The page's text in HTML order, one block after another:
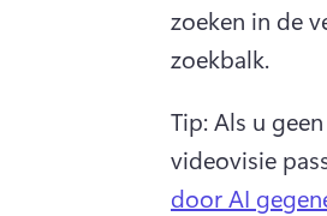
zoeken in de
zoekbalk.
Tip: Als u
videovisie
door AI